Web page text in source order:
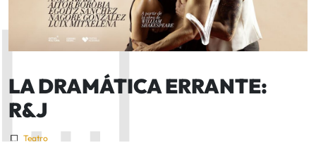
LA DRAMÁTICA ERRANTE:
R&J
Teatro